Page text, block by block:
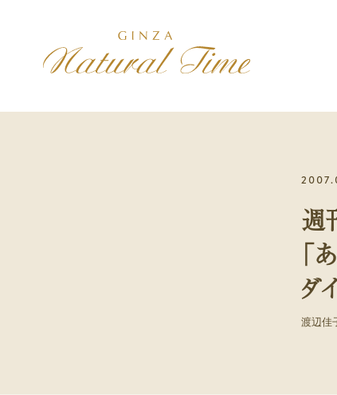
週
「
ダ
渡辺佳